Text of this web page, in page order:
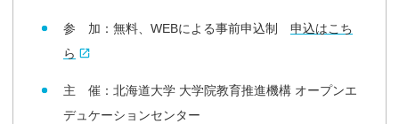
参 加：無料、WEBによる事前申込制 申込はこち
ら
主 催：北海道大学 大学院教育推進機構 オープンエ
デュケーションセンター